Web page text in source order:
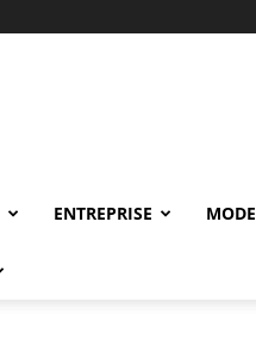
ENTREPRISE MODE